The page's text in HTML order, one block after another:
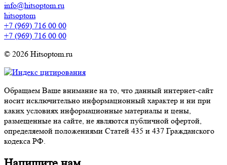
info@hitsoptom.ru
hitsoptom
+7 (969) 716 00 00
+7 (969) 716 00 00
© 2026 Hitsoptom.ru
Обращаем Ваше внимание на то, что данный интернет-сайт
носит исключительно информационный характер и ни при
каких условиях информационные материалы и цены,
размещенные на сайте, не являются публичной офертой,
определяемой положениями Статей 435 и 437 Гражданского
кодекса РФ.